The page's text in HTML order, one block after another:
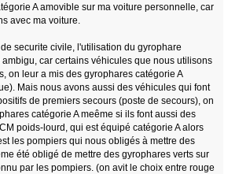
A amovible sur ma voiture personnelle, car
avec ma voiture.
securite civile, l'utilisation du gyrophare
ambigu, car certains véhicules que nous utilisons
on leur a mis des gyrophares catégorie A
Mais nous avons aussi des véhicules qui font
de premiers secours (poste de secours), on
catégorie A meême si ils font aussi des
poids-lourd, qui est équipé catégorie A alors
les pompiers qui nous obligés à mettre des
été obligé de mettre des gyrophares verts sur
par les pompiers. (on avit le choix entre rouge